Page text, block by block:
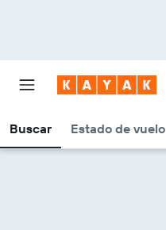
Buscar Estado de vuelo